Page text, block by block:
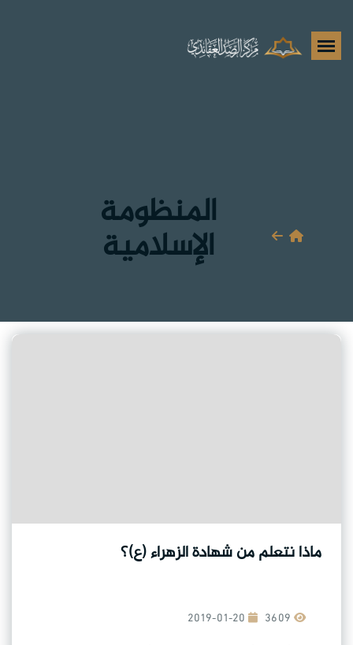
المنظومة
الإسلامية
ماذا نتعلم من شهادة الزهراء (ع)؟
2019-01-20